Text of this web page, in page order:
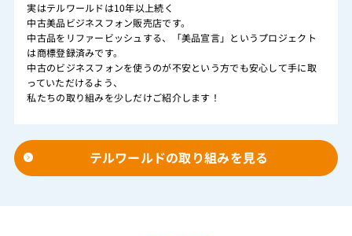
実はテルワールドは10年以上続く
中古美品ビジネスフォン販売店です。
中古品をリファービッシュする、「美品宣言」というプロジェクト
は商標登録済みです。
中古のビジネスフォンを使うのが不安という方でも安心して手に取
っていただけるよう、
私たちの取り組みを少しだけご紹介します！
テルワールドの取り組みを見る